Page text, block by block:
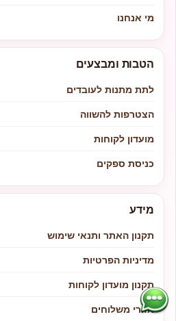
מי אנחנו
הטבות ומבצעים
לתת מתנות לעובדים
הצטרפות להשווה
מועדון לקוחות
כניסת ספקים
מידע
תקנון האתר ותנאי שימוש
מדיניות הפרטיות
תקנון מועדון לקוחות
אזורי משלוחים